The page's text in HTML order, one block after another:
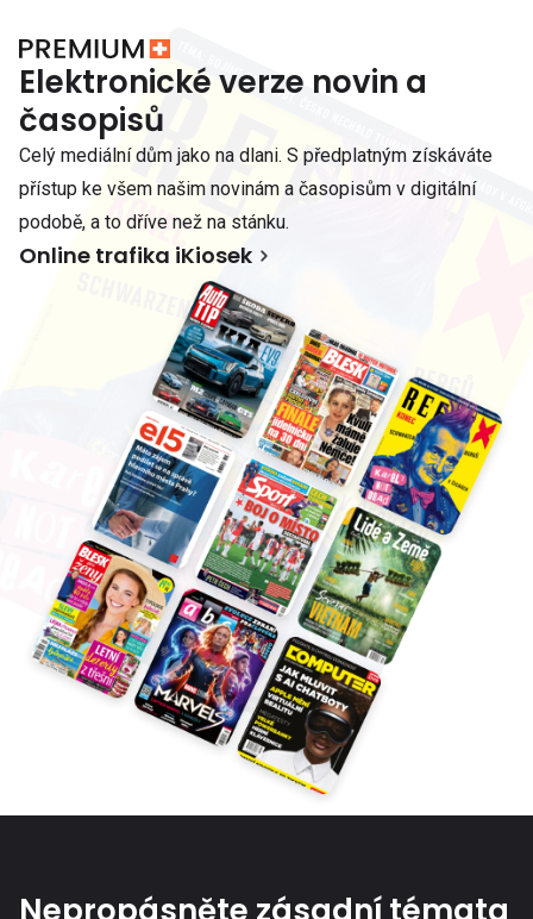
Elektronické verze novin a
časopisů
Celý mediální dům jako na dlani. S předplatným získáváte
přístup ke všem našim novinám a časopisům v digitální
podobě, a to dříve než na stánku.
Online trafika iKiosek